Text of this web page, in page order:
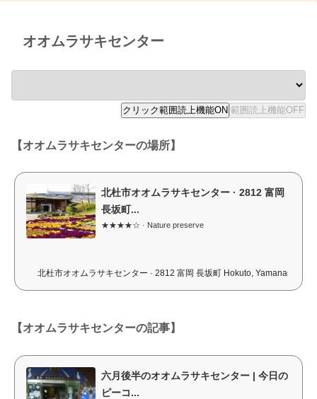
オオムラサキセンター
【オオムラサキセンターの場所】
北杜市オオムラサキセンター · 2812 富岡
長坂町...
★★★★☆ · Nature preserve
北杜市オオムラサキセンター · 2812 富岡 長坂町 Hokuto, Yamanashi
【オオムラサキセンターの記事】
六月後半のオオムラサキセンター | 今日の
ピーコ...